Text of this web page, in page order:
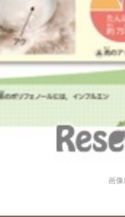
画